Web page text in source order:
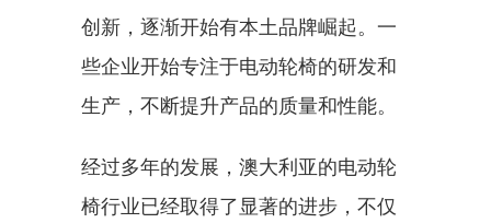
创新，逐渐开始有本土品牌崛起。一
些企业开始专注于电动轮椅的研发和
生产，不断提升产品的质量和性能。
经过多年的发展，澳大利亚的电动轮
椅行业已经取得了显著的进步，不仅